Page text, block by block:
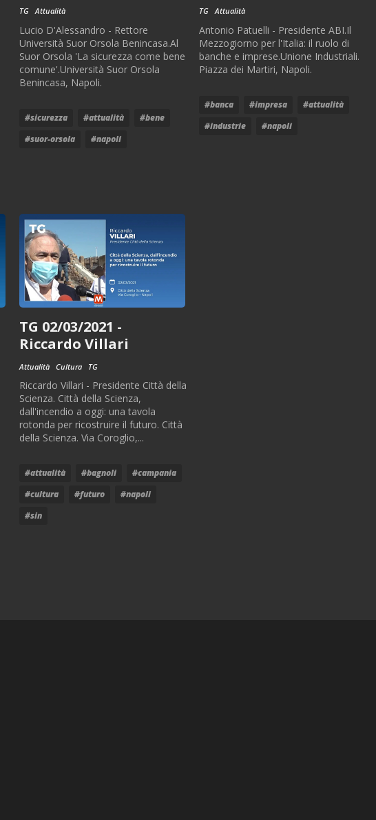
TG Attualità
Lucio D'Alessandro - Rettore
Università Suor Orsola Benincasa.Al
Suor Orsola 'La sicurezza come bene
comune'.Università Suor Orsola
Benincasa, Napoli.
#sicurezza #attualità
#bene
#suor-orsola
#napoli
TG Attualità
Antonio Patuelli - Presidente ABI.Il
Mezzogiorno per l'Italia: il ruolo di
banche e imprese.Unione Industriali.
Piazza dei Martiri, Napoli.
#banca #impresa
#attualità
#industrie
#napoli
TG 02/03/2021 -
Riccardo Villari
Attualità Cultura TG
Riccardo Villari - Presidente Città della
Scienza. Città della Scienza,
dall'incendio a oggi: una tavola
rotonda per ricostruire il futuro. Città
della Scienza. Via Coroglio,...
#attualità #bagnoli
#campania
#cultura
#futuro
#napoli
#sin